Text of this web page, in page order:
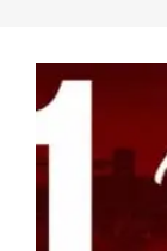
Invasão